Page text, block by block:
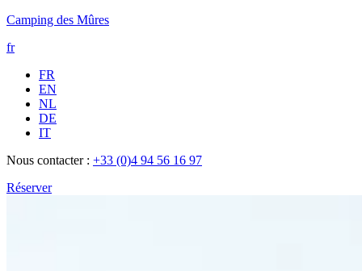
Camping des Mûres
fr
FR
EN
NL
DE
IT
Nous contacter : +33 (0)4 94 56 16 97
Réserver